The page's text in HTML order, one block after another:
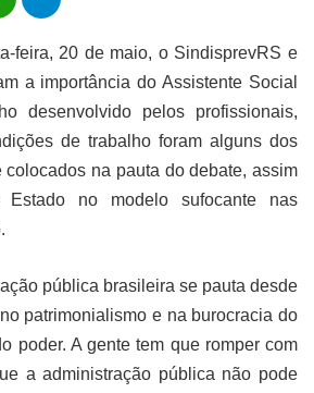
feira, 20 de maio, o SindisprevRS e
a importância do Assistente Social
desenvolvido pelos profissionais,
de trabalho foram alguns dos
na pauta do debate, assim
no modelo sufocante nas
pública brasileira se pauta desde
patrimonialismo e na burocracia do
poder. A gente tem que romper com
a administração pública não pode